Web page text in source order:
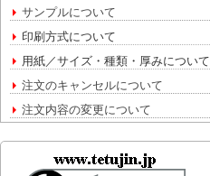
サンプルについて
印刷方式について
用紙／サイズ・種類・厚みについて
注文のキャンセルについて
注文内容の変更について